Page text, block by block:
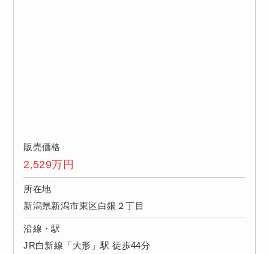
販売価格
2,529万円
所在地
新潟県新潟市東区白銀２丁目
沿線・駅
JR白新線「大形」駅 徒歩44分